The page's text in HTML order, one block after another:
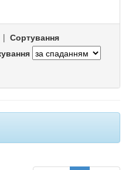
| Сортування